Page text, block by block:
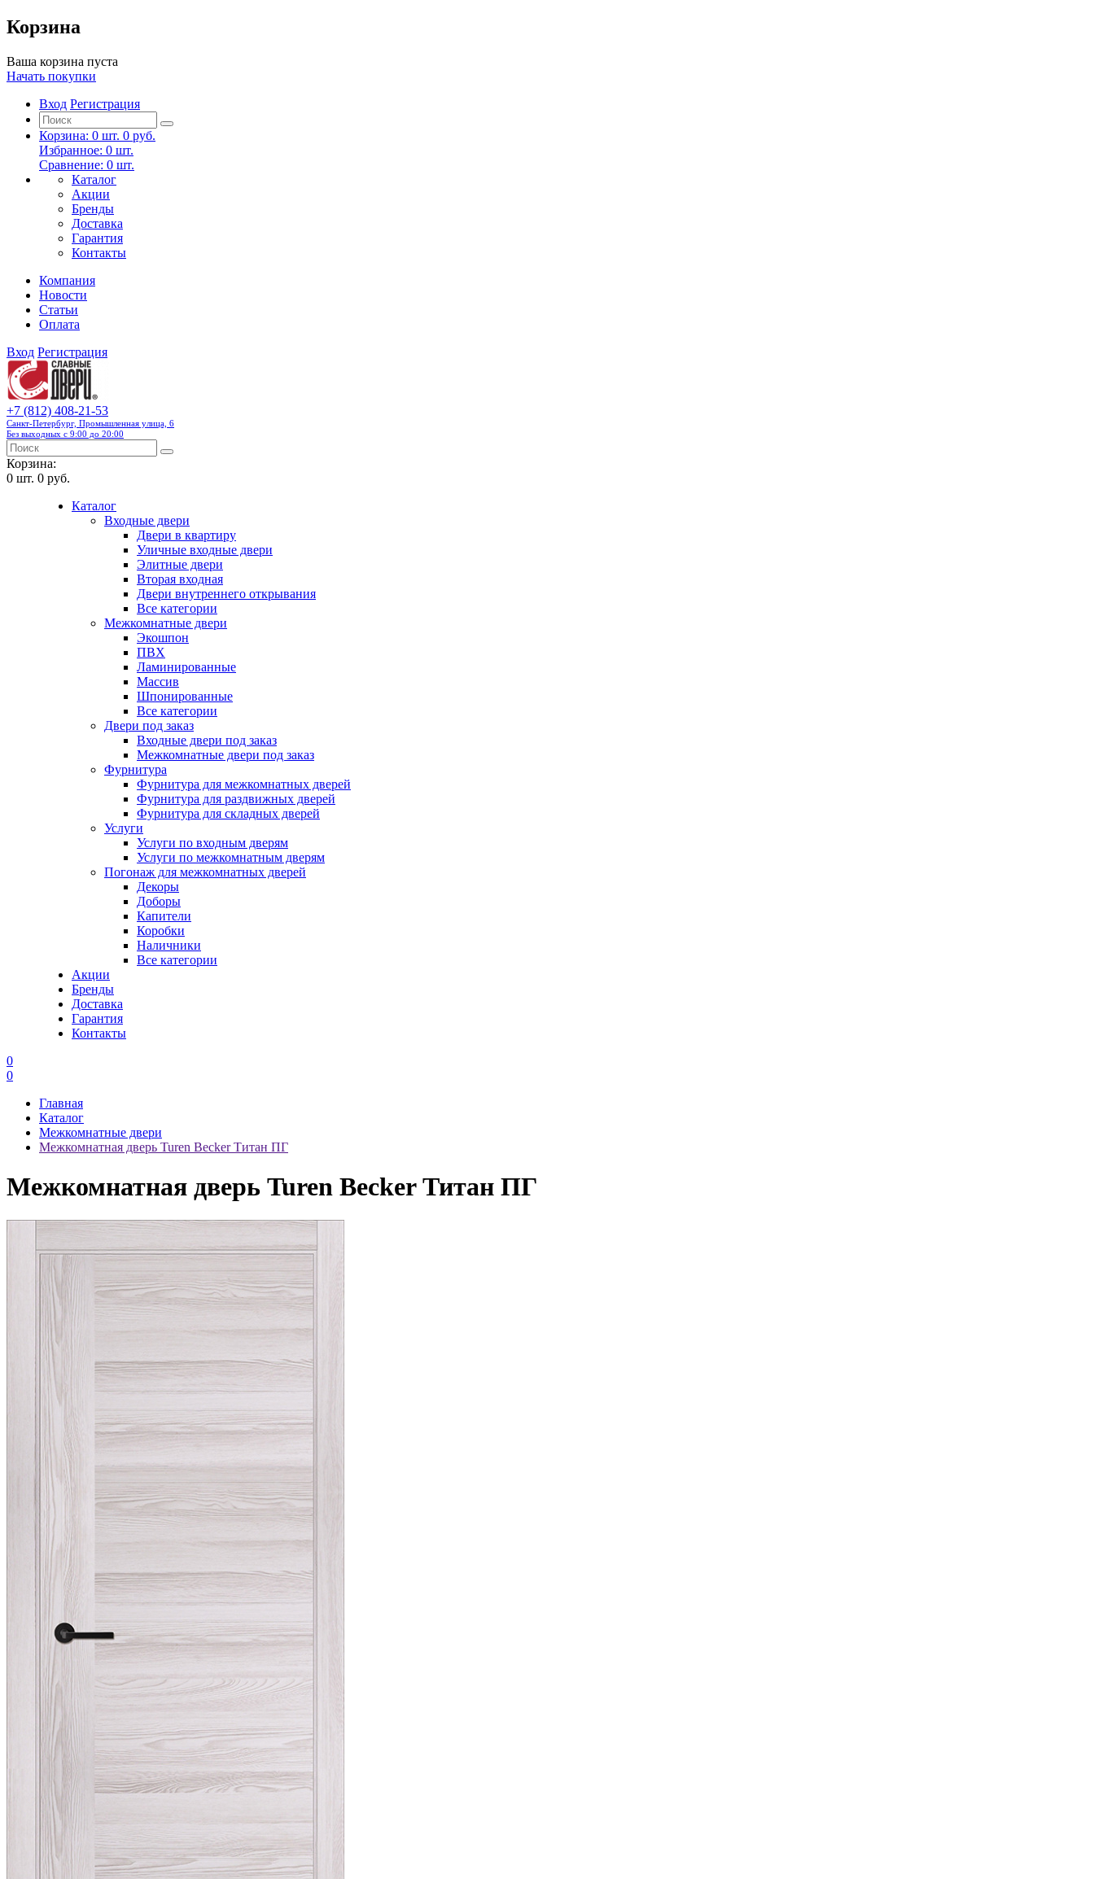
Корзина
Ваша корзина пуста
Начать покупки
Вход Регистрация
Корзина: 0 шт. 0 руб.
Избранное: 0 шт.
Сравнение: 0 шт.
Каталог
Акции
Бренды
Доставка
Гарантия
Контакты
Компания
Новости
Статьи
Оплата
Вход Регистрация
+7 (812) 408-21-53
Санкт-Петербург, Промышленная улица, 6
Без выходных с 9:00 до 20:00
Корзина:
0 шт. 0 руб.
Каталог
Входные двери
Двери в квартиру
Уличные входные двери
Элитные двери
Вторая входная
Двери внутреннего открывания
Все категории
Межкомнатные двери
Экошпон
ПВХ
Ламинированные
Массив
Шпонированные
Все категории
Двери под заказ
Входные двери под заказ
Межкомнатные двери под заказ
Фурнитура
Фурнитура для межкомнатных дверей
Фурнитура для раздвижных дверей
Фурнитура для складных дверей
Услуги
Услуги по входным дверям
Услуги по межкомнатным дверям
Погонаж для межкомнатных дверей
Декоры
Доборы
Капители
Коробки
Наличники
Все категории
Акции
Бренды
Доставка
Гарантия
Контакты
0
0
Главная
Каталог
Межкомнатные двери
Межкомнатная дверь Turen Becker Титан ПГ
Межкомнатная дверь Turen Becker Титан ПГ